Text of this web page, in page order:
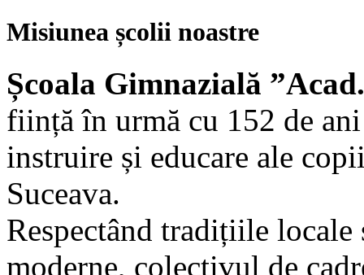
Misiunea școlii noastre
Școala Gimnazială
ființă în urmă cu 152 de
instruire și educare ale
Suceava.
Respectând tradițiile
moderne, colectivul de